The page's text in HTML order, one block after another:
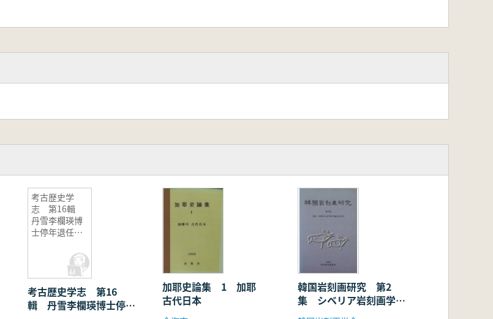
考古歴史学
志 第16輯
丹雪李欄瑛博
士停年退任紀
考古歴史学志 第16
輯 丹雪李欄瑛博士停年
加耶史論集 1 加耶
古代日本
韓国岩刻画研究 第2
集 シベリア岩刻画学術
調査報告